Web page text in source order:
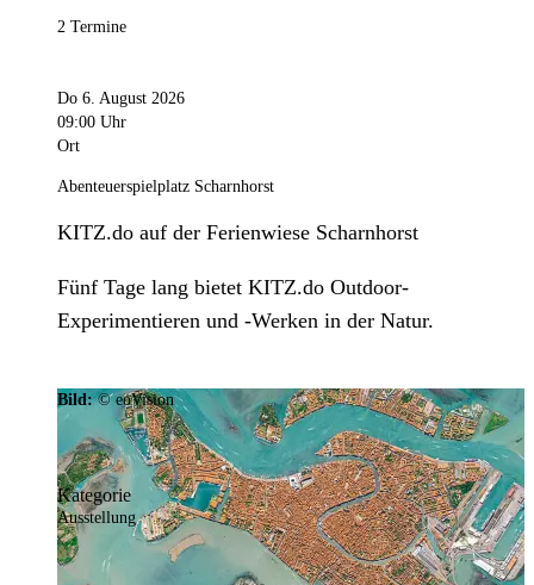
2 Termine
Do 6. August 2026
09:00 Uhr
Ort
Abenteuerspielplatz Scharnhorst
KITZ.do auf der Ferienwiese Scharnhorst
Fünf Tage lang bietet KITZ.do Outdoor-
Experimentieren und -Werken in der Natur.
Bild:© eoVision
Kategorie
Ausstellung